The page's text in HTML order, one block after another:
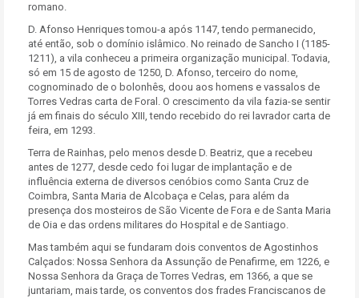
romano.
D. Afonso Henriques tomou-a após 1147, tendo permanecido,
até então, sob o domínio islâmico. No reinado de Sancho I (1185-
1211), a vila conheceu a primeira organização municipal. Todavia,
só em 15 de agosto de 1250, D. Afonso, terceiro do nome,
cognominado de o bolonhês, doou aos homens e vassalos de
Torres Vedras carta de Foral. O crescimento da vila fazia-se sentir
já em finais do século XIII, tendo recebido do rei lavrador carta de
feira, em 1293.
Terra de Rainhas, pelo menos desde D. Beatriz, que a recebeu
antes de 1277, desde cedo foi lugar de implantação e de
influência externa de diversos cenóbios como Santa Cruz de
Coimbra, Santa Maria de Alcobaça e Celas, para além da
presença dos mosteiros de São Vicente de Fora e de Santa Maria
de Oia e das ordens militares do Hospital e de Santiago.
Mas também aqui se fundaram dois conventos de Agostinhos
Calçados: Nossa Senhora da Assunção de Penafirme, em 1226, e
Nossa Senhora da Graça de Torres Vedras, em 1366, a que se
juntariam, mais tarde, os conventos dos frades Franciscanos de